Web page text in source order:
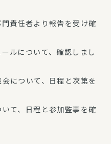
責任者より報告を受け確
ルについて、確認しまし
について、日程と次第を
て、日程と参加監事を確